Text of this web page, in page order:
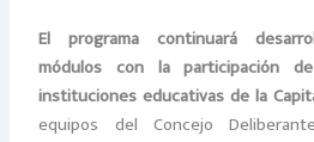
El programa continuará
módulos con la participación
instituciones educativas de la
equipos del Concejo